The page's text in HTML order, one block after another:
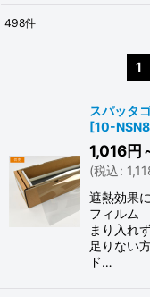
サブカテゴリ
並び順:
498件
1
スパッタ
[10-
1,016円
(税込:
遮熱効果
フィルム
まり入れ
足りない
ド…